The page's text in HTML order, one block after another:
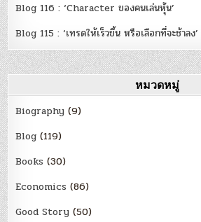
Blog 116 : ‘Character ของคนเล่นหุ้น’
Blog 115 : ‘เทรดให้เร็วขึ้น หรือเลือกที่จะช้าลง’
หมวดหมู่
Biography (9)
Blog (119)
Books (30)
Economics (86)
Good Story (50)